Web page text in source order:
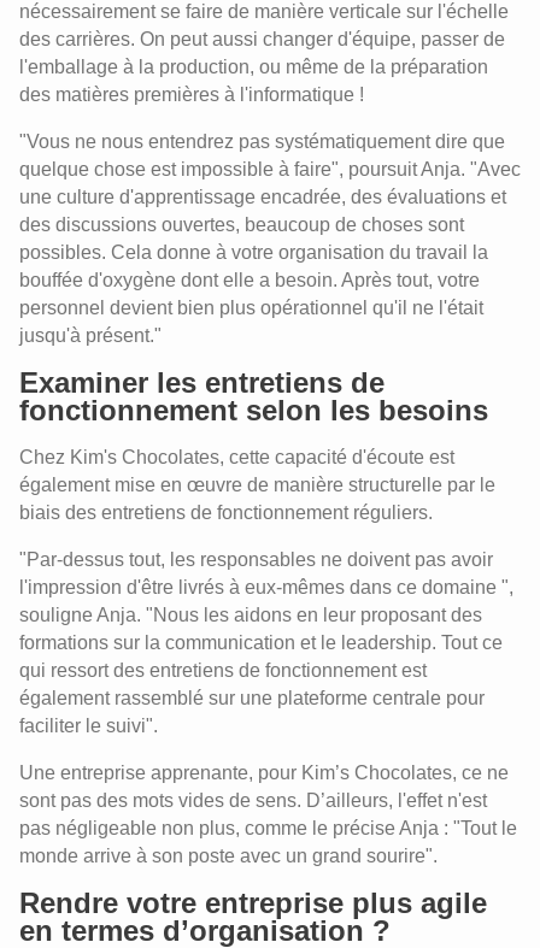
nécessairement se faire de manière verticale sur l'échelle
des carrières. On peut aussi changer d'équipe, passer de
l'emballage à la production, ou même de la préparation
des matières premières à l'informatique !
"Vous ne nous entendrez pas systématiquement dire que
quelque chose est impossible à faire", poursuit Anja. "Avec
une culture d'apprentissage encadrée, des évaluations et
des discussions ouvertes, beaucoup de choses sont
possibles. Cela donne à votre organisation du travail la
bouffée d'oxygène dont elle a besoin. Après tout, votre
personnel devient bien plus opérationnel qu'il ne l'était
jusqu'à présent."
Examiner les entretiens de
fonctionnement selon les besoins
Chez Kim's Chocolates, cette capacité d'écoute est
également mise en œuvre de manière structurelle par le
biais des entretiens de fonctionnement réguliers.
"Par-dessus tout, les responsables ne doivent pas avoir
l'impression d'être livrés à eux-mêmes dans ce domaine ",
souligne Anja. "Nous les aidons en leur proposant des
formations sur la communication et le leadership. Tout ce
qui ressort des entretiens de fonctionnement est
également rassemblé sur une plateforme centrale pour
faciliter le suivi".
Une entreprise apprenante, pour Kim’s Chocolates, ce ne
sont pas des mots vides de sens. D’ailleurs, l'effet n'est
pas négligeable non plus, comme le précise Anja : "Tout le
monde arrive à son poste avec un grand sourire".
Rendre votre entreprise plus agile
en termes d’organisation ?